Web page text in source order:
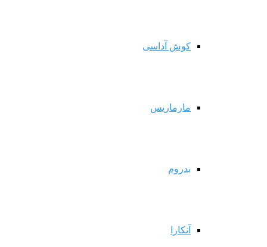
کوش آداسی
مارماریس
بدروم
آنکارا